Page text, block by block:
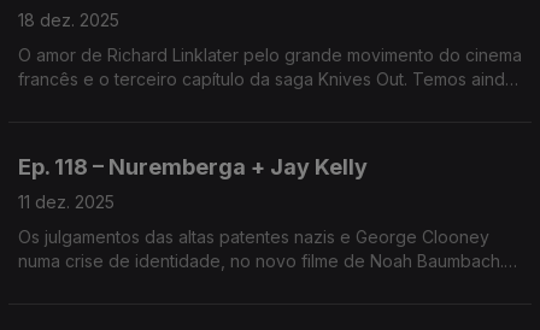
18 dez. 2025
O amor de Richard Linklater pelo grande movimento do cinema
francês e o terceiro capítulo da saga Knives Out. Temos ainda
Ep. 118 – Nuremberga + Jay Kelly
11 dez. 2025
Os julgamentos das altas patentes nazis e George Clooney
numa crise de identidade, no novo filme de Noah Baumbach.